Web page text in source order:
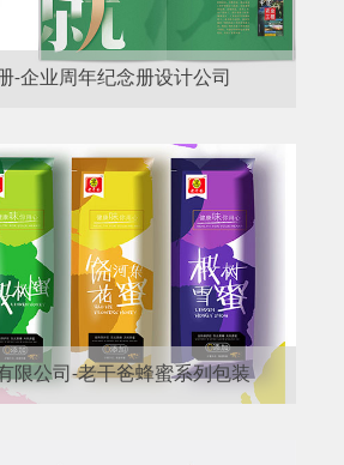
-企业周年纪念册设计公司
限公司-老干爸蜂蜜系列包装